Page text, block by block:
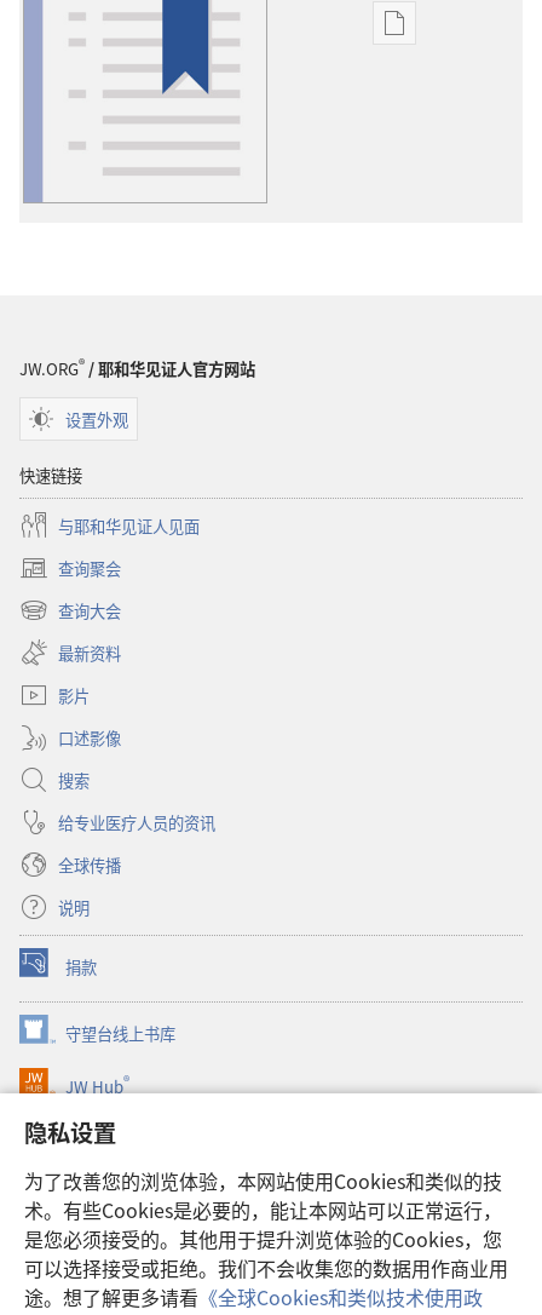
隐私设置
为了改善您的浏览体验，本网站使用Cookies和类似的技
术。有些Cookies是必要的，能让本网站可以正常运行，
是您必须接受的。其他用于提升浏览体验的Cookies，您
可以选择接受或拒绝。我们不会收集您的数据用作商业用
途。想了解更多请看 《全球Cookies和类似技术使用政
出
JW.ORG®/ 耶和华见证人官方网站
设置外观
快速链接
与耶和华见证人见面
查询聚会
（打
开
新
窗
口）
查询大会
（打
开
新
窗
最新资料
影片
口述影像
搜索
给专业医疗人员的资讯
全球传播
说明
捐款
（打
开
新
窗
口）
守望台线上书库
（打
开
新
口）
JW Hub®
（打
开
新
口）
JW Library®
Watchtower Library